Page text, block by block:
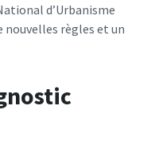
d’Urbanisme
nouvelles règles et un